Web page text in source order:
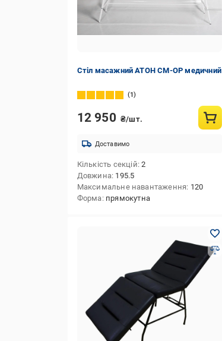
Стіл масажний АТОН СМ-ОР медичний
1
12 950 ₴/шт.
Доставимо
Кількість секцій 2
Довжина 195.5
Максимальне навантаження 120
Форма прямокутна